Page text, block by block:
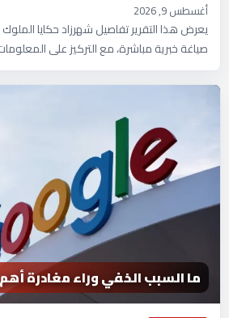
أغسطس 9, 2026
يعرض هذا التقرير تفاصيل شهرزاد حكايا
صياغة خبرية مباشرة، مع التركيز على
ما السبب الخفي وراء مغادرة